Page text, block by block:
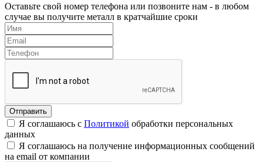
Оставьте свой номер телефона или позвоните нам - в любом
случае вы получите металл в кратчайшие сроки
Я соглашаюсь с Политикой обработки персональных
данных
Я соглашаюсь на получение информационных сообщений
на email от компании